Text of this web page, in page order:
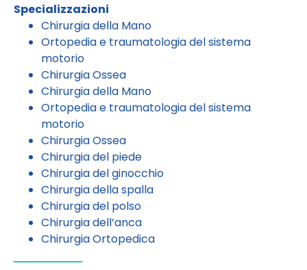
Specializzazioni
Chirurgia della Mano
Ortopedia e traumatologia del sistema
motorio
Chirurgia Ossea
Chirurgia della Mano
Ortopedia e traumatologia del sistema
motorio
Chirurgia Ossea
Chirurgia del piede
Chirurgia del ginocchio
Chirurgia della spalla
Chirurgia del polso
Chirurgia dell’anca
Chirurgia Ortopedica